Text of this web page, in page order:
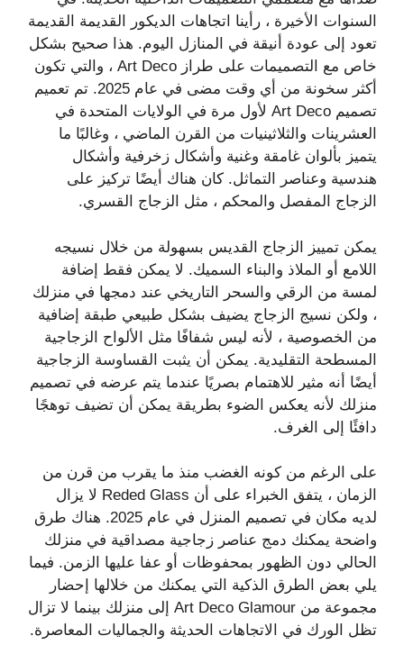
السنوات الأخيرة ، رأينا اتجاهات الديكور القديمة القديمة
تعود إلى عودة أنيقة في المنازل اليوم. هذا صحيح بشكل
خاص مع التصميمات على طراز Art Deco ، والتي تكون
أكثر سخونة من أي وقت مضى في عام 2025. تم تعميم
تصميم Art Deco لأول مرة في الولايات المتحدة في
العشرينات والثلاثينيات من القرن الماضي ، وغالبًا ما
يتميز بألوان غامقة وغنية وأشكال زخرفية وأشكال
هندسية وعناصر التماثل. كان هناك أيضًا تركيز على
الزجاج المفصل والمحكم ، مثل الزجاج القسري.
يمكن تمييز الزجاج القديس بسهولة من خلال نسيجه
اللامع أو الملاذ والبناء السميك. لا يمكن فقط إضافة
لمسة من الرقي والسحر التاريخي عند دمجها في منزلك
، ولكن نسيج الزجاج يضيف بشكل طبيعي طبقة إضافية
من الخصوصية ، لأنه ليس شفافًا مثل الألواح الزجاجية
المسطحة التقليدية. يمكن أن يثبت القساوسة الزجاجية
أيضًا أنه مثير للاهتمام بصريًا عندما يتم عرضه في تصميم
منزلك لأنه يعكس الضوء بطريقة يمكن أن تضيف توهجًا
دافئًا إلى الغرف.
على الرغم من كونه الغضب منذ ما يقرب من قرن من
الزمان ، يتفق الخبراء على أن Reded Glass لا يزال
لديه مكان في تصميم المنزل في عام 2025. هناك طرق
واضحة يمكنك دمج عناصر زجاجية مصداقية في منزلك
الحالي دون الظهور بمحفوظات أو عفا عليها الزمن. فيما
يلي بعض الطرق الذكية التي يمكنك من خلالها إحضار
مجموعة من Art Deco Glamour إلى منزلك بينما لا تزال
تظل الورك في الاتجاهات الحديثة والجماليات المعاصرة.